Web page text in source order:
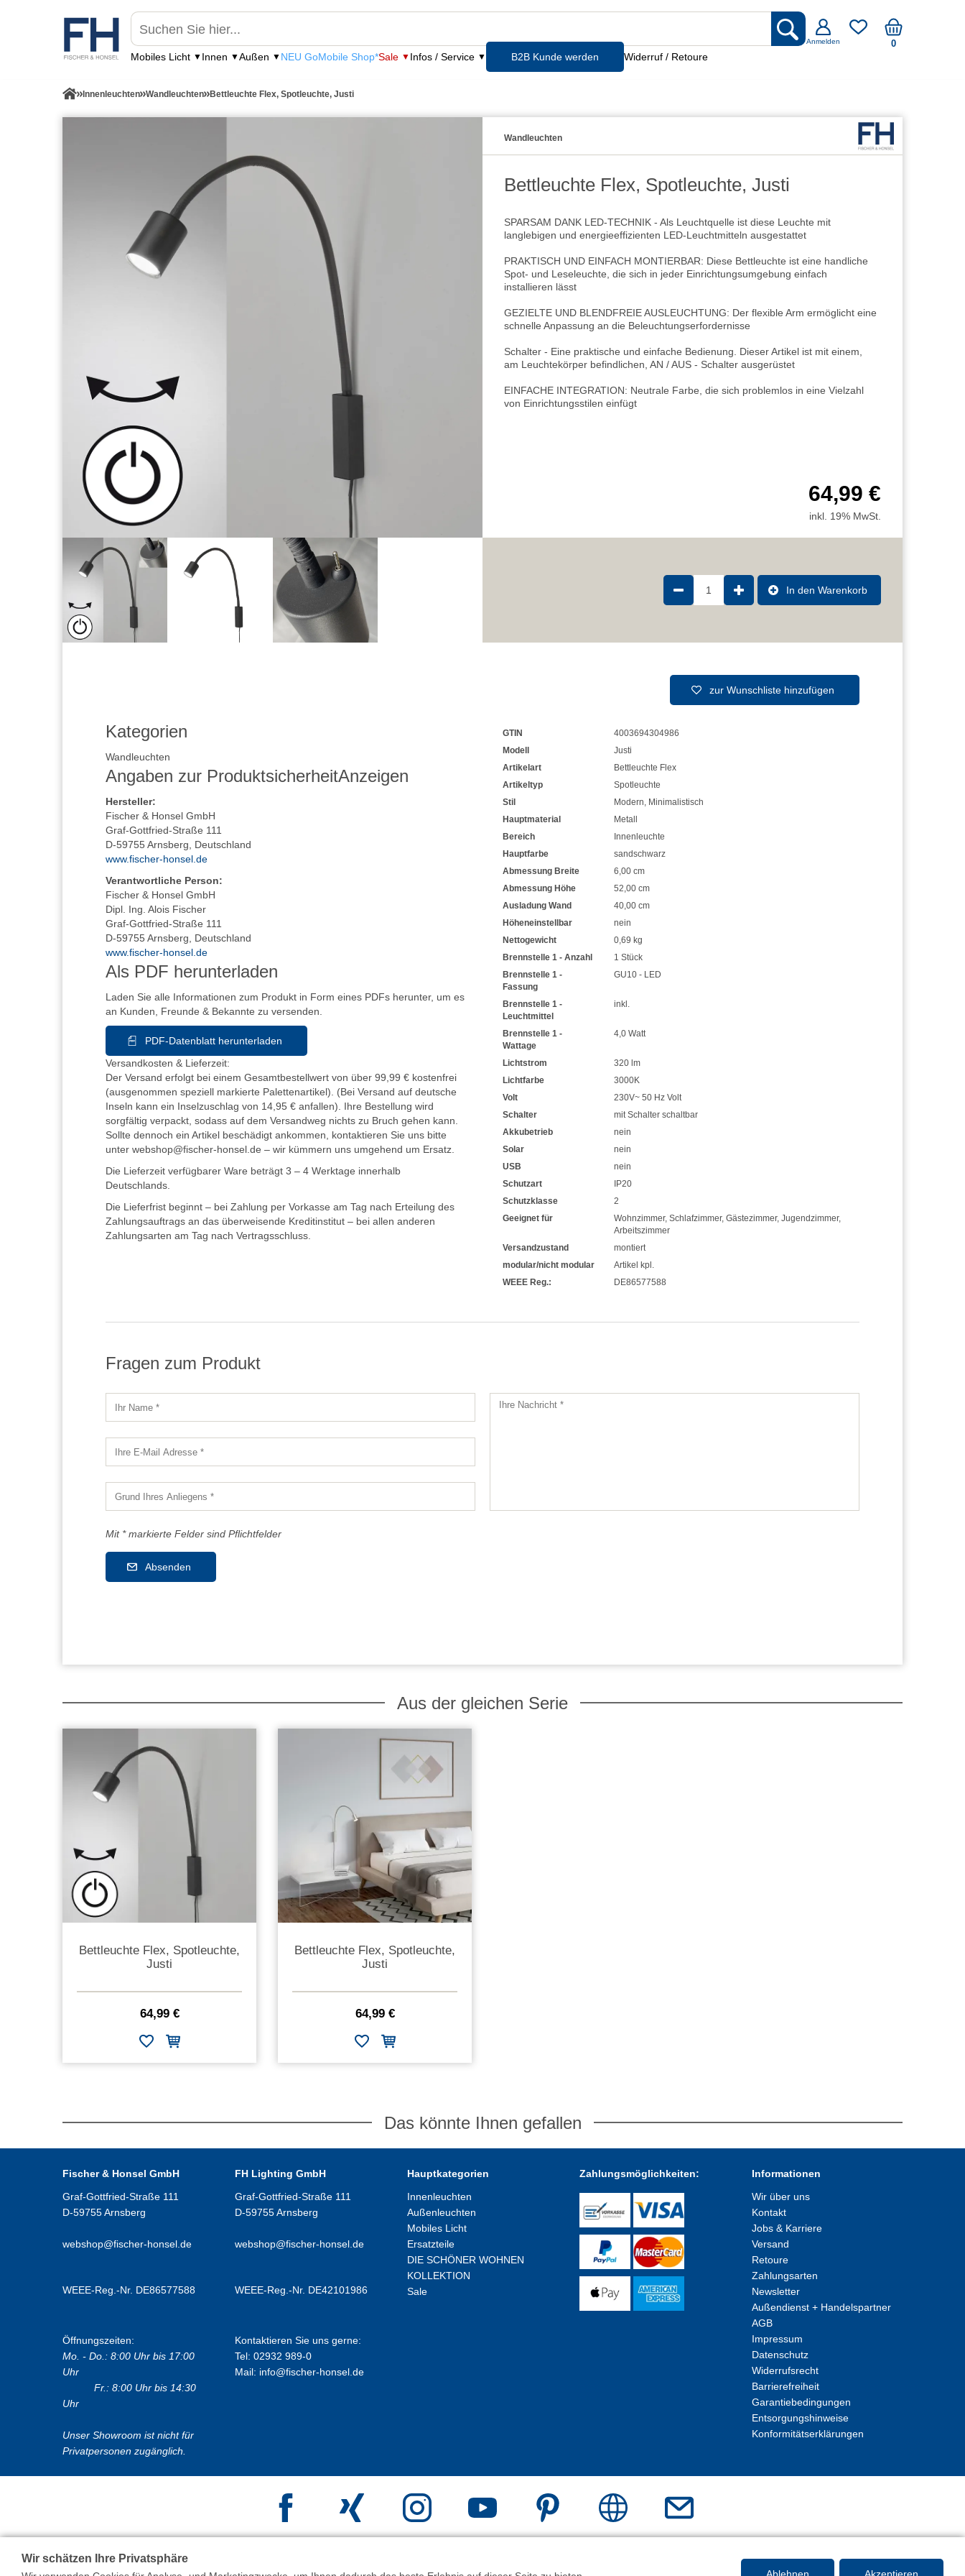
Anmelden 0
Mobiles Licht Innen Außen NEU GoMobile Shop*Sale Infos / Service B2B Kunde werden Widerruf / Retoure
Innenleuchten Wandleuchten Bettleuchte Flex, Spotleuchte, Justi
Wandleuchten
Bettleuchte Flex, Spotleuchte, Justi
SPARSAM DANK LED-TECHNIK - Als Leuchtquelle ist diese Leuchte mit
langlebigen und energieeffizienten LED-Leuchtmitteln ausgestattet
PRAKTISCH UND EINFACH MONTIERBAR: Diese Bettleuchte ist eine handliche
Spot- und Leseleuchte, die sich in jeder Einrichtungsumgebung einfach
installieren lässt
GEZIELTE UND BLENDFREIE AUSLEUCHTUNG: Der flexible Arm ermöglicht eine
schnelle Anpassung an die Beleuchtungserfordernisse
Schalter - Eine praktische und einfache Bedienung. Dieser Artikel ist mit einem,
am Leuchtekörper befindlichen, AN / AUS - Schalter ausgerüstet
EINFACHE INTEGRATION: Neutrale Farbe, die sich problemlos in eine Vielzahl
von Einrichtungsstilen einfügt
64,99 €
inkl. 19% MwSt.
1 In den Warenkorb
zur Wunschliste hinzufügen
Kategorien
Wandleuchten
Angaben zur ProduktsicherheitAnzeigen
Hersteller:
Fischer & Honsel GmbH
Graf-Gottfried-Straße 111
D-59755 Arnsberg, Deutschland
www.fischer-honsel.de
Verantwortliche Person:
Fischer & Honsel GmbH
Dipl. Ing. Alois Fischer
Graf-Gottfried-Straße 111
D-59755 Arnsberg, Deutschland
www.fischer-honsel.de
Als PDF herunterladen
Laden Sie alle Informationen zum Produkt in Form eines PDFs herunter, um es
an Kunden, Freunde & Bekannte zu versenden.
PDF-Datenblatt herunterladen
Versandkosten & Lieferzeit:
Der Versand erfolgt bei einem Gesamtbestellwert von über 99,99 € kostenfrei
(ausgenommen speziell markierte Palettenartikel). (Bei Versand auf deutsche
Inseln kann ein Inselzuschlag von 14,95 € anfallen). Ihre Bestellung wird
sorgfältig verpackt, sodass auf dem Versandweg nichts zu Bruch gehen kann.
Sollte dennoch ein Artikel beschädigt ankommen, kontaktieren Sie uns bitte
unter webshop@fischer-honsel.de – wir kümmern uns umgehend um Ersatz.
Die Lieferzeit verfügbarer Ware beträgt 3 – 4 Werktage innerhalb
Deutschlands.
Die Lieferfrist beginnt – bei Zahlung per Vorkasse am Tag nach Erteilung des
Zahlungsauftrags an das überweisende Kreditinstitut – bei allen anderen
Zahlungsarten am Tag nach Vertragsschluss.
GTIN
4003694304986
Modell
Justi
Artikelart
Bettleuchte Flex
Artikeltyp
Spotleuchte
Stil
Modern, Minimalistisch
Hauptmaterial
Metall
Bereich
Innenleuchte
Hauptfarbe
sandschwarz
Abmessung Breite
6,00 cm
Abmessung Höhe
52,00 cm
Ausladung Wand
40,00 cm
Höheneinstellbar
nein
Nettogewicht
0,69 kg
Brennstelle 1 - Anzahl
1 Stück
Brennstelle 1 -
Fassung
GU10 - LED
Brennstelle 1 -
Leuchtmittel
inkl.
Brennstelle 1 -
Wattage
4,0 Watt
Lichtstrom
320 lm
Lichtfarbe
3000K
Volt
230V~ 50 Hz Volt
Schalter
mit Schalter schaltbar
Akkubetrieb
nein
Solar
nein
USB
nein
Schutzart
IP20
Schutzklasse
2
Geeignet für
Wohnzimmer, Schlafzimmer, Gästezimmer, Jugendzimmer,
Arbeitszimmer
Versandzustand
montiert
modular/nicht modular
Artikel kpl.
WEEE Reg.:
DE86577588
Fragen zum Produkt
Mit * markierte Felder sind Pflichtfelder
Absenden
Aus der gleichen Serie
Bettleuchte Flex, Spotleuchte,
Justi
64,99 €
Bettleuchte Flex, Spotleuchte,
Justi
64,99 €
Das könnte Ihnen gefallen
Fischer & Honsel GmbH
Graf-Gottfried-Straße 111
D-59755 Arnsberg
webshop@fischer-honsel.de
WEEE-Reg.-Nr. DE86577588
Öffnungszeiten:
Mo. - Do.: 8:00 Uhr bis 17:00
Uhr
Fr.: 8:00 Uhr bis 14:30
Uhr
Unser Showroom ist nicht für
Privatpersonen zugänglich.
FH Lighting GmbH
Graf-Gottfried-Straße 111
D-59755 Arnsberg
webshop@fischer-honsel.de
WEEE-Reg.-Nr. DE42101986
Kontaktieren Sie uns gerne:
Tel: 02932 989-0
Mail: info@fischer-honsel.de
Hauptkategorien
Innenleuchten
Außenleuchten
Mobiles Licht
Ersatzteile
DIE SCHÖNER WOHNEN
KOLLEKTION
Sale
Zahlungsmöglichkeiten:
Informationen
Wir über uns
Kontakt
Jobs & Karriere
Versand
Retoure
Zahlungsarten
Newsletter
Außendienst + Handelspartner
AGB
Impressum
Datenschutz
Widerrufsrecht
Barrierefreiheit
Garantiebedingungen
Entsorgungshinweise
Konformitätserklärungen
Wir schätzen Ihre Privatsphäre